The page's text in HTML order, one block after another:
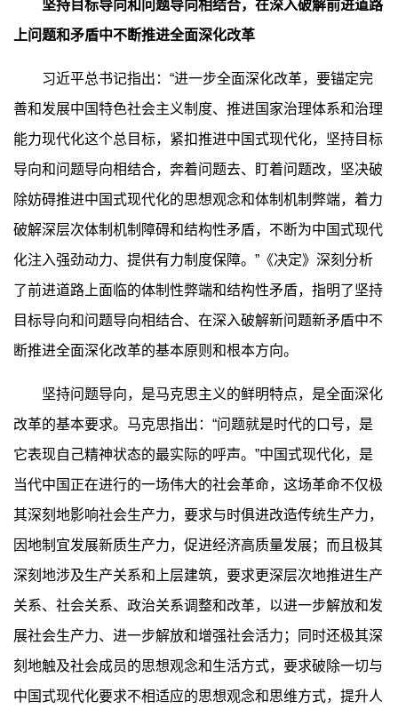
坚持目标导向和问题导向相结合，在深入破解前进道路
上问题和矛盾中不断推进全面深化改革
习近平总书记指出：“进一步全面深化改革，要锚定完
善和发展中国特色社会主义制度、推进国家治理体系和治理
能力现代化这个总目标，紧扣推进中国式现代化，坚持目标
导向和问题导向相结合，奔着问题去、盯着问题改，坚决破
除妨碍推进中国式现代化的思想观念和体制机制弊端，着力
破解深层次体制机制障碍和结构性矛盾，不断为中国式现代
化注入强劲动力、提供有力制度保障。”《决定》深刻分析
了前进道路上面临的体制性弊端和结构性矛盾，指明了坚持
目标导向和问题导向相结合、在深入破解新问题新矛盾中不
断推进全面深化改革的基本原则和根本方向。
坚持问题导向，是马克思主义的鲜明特点，是全面深化
改革的基本要求。马克思指出：“问题就是时代的口号，是
它表现自己精神状态的最实际的呼声。”中国式现代化，是
当代中国正在进行的一场伟大的社会革命，这场革命不仅极
其深刻地影响社会生产力，要求与时俱进改造传统生产力，
因地制宜发展新质生产力，促进经济高质量发展；而且极其
深刻地涉及生产关系和上层建筑，要求更深层次地推进生产
关系、社会关系、政治关系调整和改革，以进一步解放和发
展社会生产力、进一步解放和增强社会活力；同时还极其深
刻地触及社会成员的思想观念和生活方式，要求破除一切与
中国式现代化要求不相适应的思想观念和思维方式，提升人